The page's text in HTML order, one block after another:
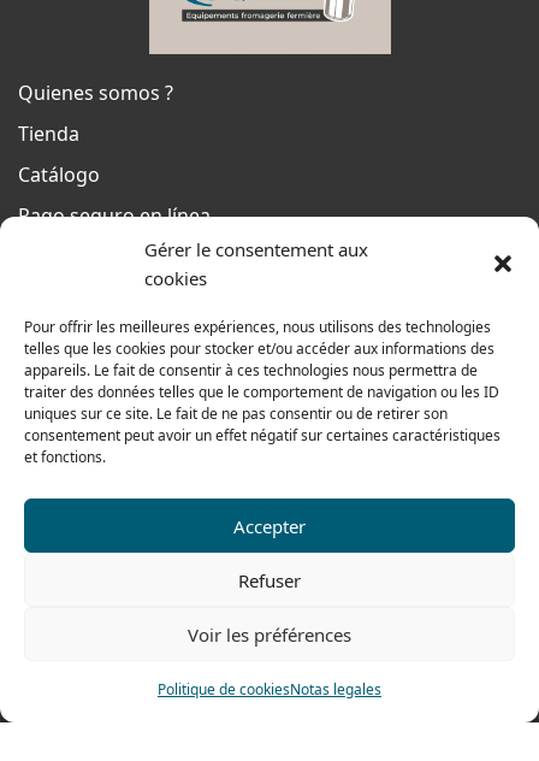
Gérer le consentement aux
cookies
Pour offrir les meilleures expériences, nous utilisons des technologies
telles que les cookies pour stocker et/ou accéder aux informations des
appareils. Le fait de consentir à ces technologies nous permettra de
traiter des données telles que le comportement de navigation ou les ID
uniques sur ce site. Le fait de ne pas consentir ou de retirer son
consentement peut avoir un effet négatif sur certaines caractéristiques
et fonctions.
Accepter
Refuser
Voir les préférences
Politique de cookiesNotas legales
Quienes somos ?
Tienda
Catálogo
Pago seguro en línea
Condiciones generales de venta
De 8h a 12h30 y de 13h30 a 17h20
El viernes
De 8h a 12h30 y de 13h30 a 16h
Fax: 0033 474 62 81 69
478 rue Alexandre Richetta